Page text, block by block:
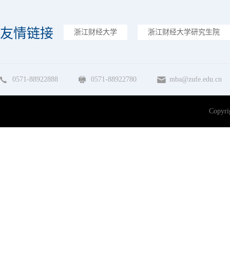
友情链接 浙江财经大学 浙江财经大学研究生院
0571-88922888 0571-88922780 mba@zufe.edu.cn